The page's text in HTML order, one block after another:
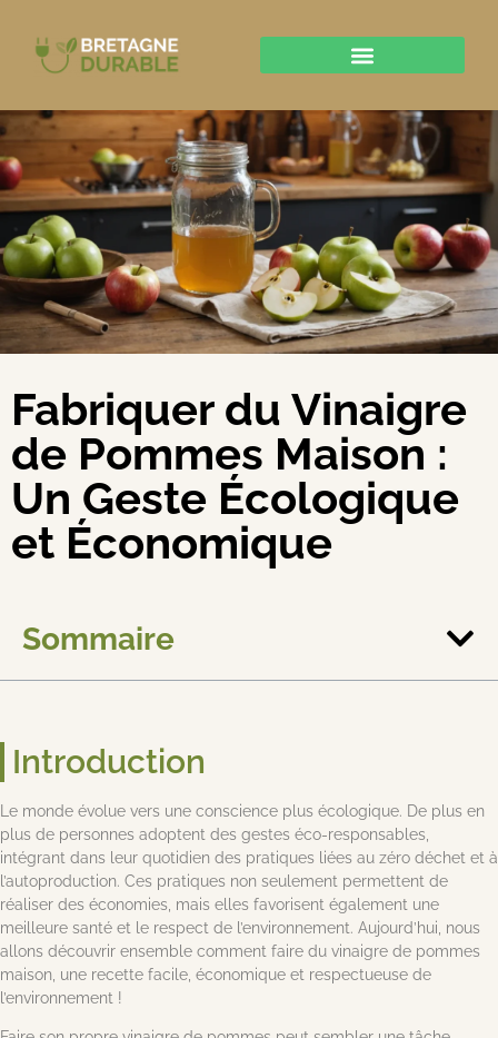
Fabriquer du Vinaigre
de Pommes Maison :
Un Geste Écologique
et Économique
Sommaire
Introduction
Le monde évolue vers une conscience plus écologique. De plus en
plus de personnes adoptent des gestes éco-responsables,
intégrant dans leur quotidien des pratiques liées au zéro déchet et à
l’autoproduction. Ces pratiques non seulement permettent de
réaliser des économies, mais elles favorisent également une
meilleure santé et le respect de l’environnement. Aujourd’hui, nous
allons découvrir ensemble comment faire du vinaigre de pommes
maison, une recette facile, économique et respectueuse de
l’environnement !